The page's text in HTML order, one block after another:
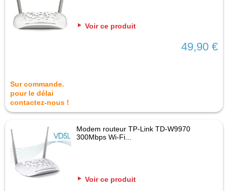
Voir ce produit
49,90 €
Sur commande.
pour le délai
contactez-nous !
Modem routeur TP-Link TD-W9970
300Mbps Wi-Fi...
Voir ce produit